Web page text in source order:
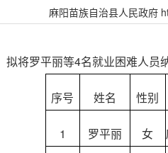
麻阳苗族自治县人民政府
拟将罗平丽等4名就业困难人
序号 姓名 性别
1 罗平丽 女